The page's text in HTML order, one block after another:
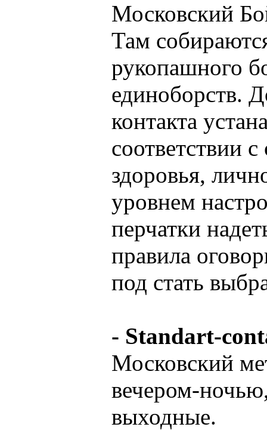
Московский
Там
рукопашного
единоборств.
контакта
соответствии
здоровья,
уровнем
перчатки
правила
под стать
- Standart-
Московский
вечером-
выходные.